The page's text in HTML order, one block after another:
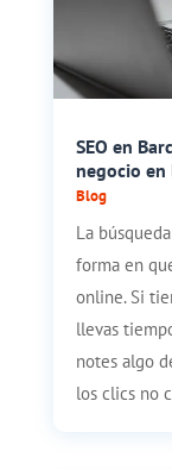
SEO en
negocio
Blog
La
forma en
online. Si
llevas
notes algo
los clics no